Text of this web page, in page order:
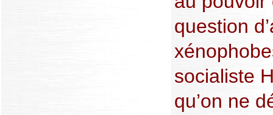
question
socialiste
qu’on ne